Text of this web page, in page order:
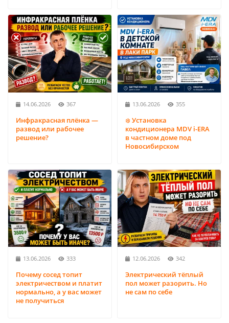
14.06.2026 367
Инфракрасная плёнка —
развод или рабочее
решение?
13.06.2026 355
❄️ Установка
кондиционера MDV i-ERA
в частном доме под
Новосибирском
13.06.2026 333
Почему сосед топит
электричеством и платит
нормально, а у вас может
не получиться
12.06.2026 342
Электрический тёплый
пол может разорить. Но
не сам по себе